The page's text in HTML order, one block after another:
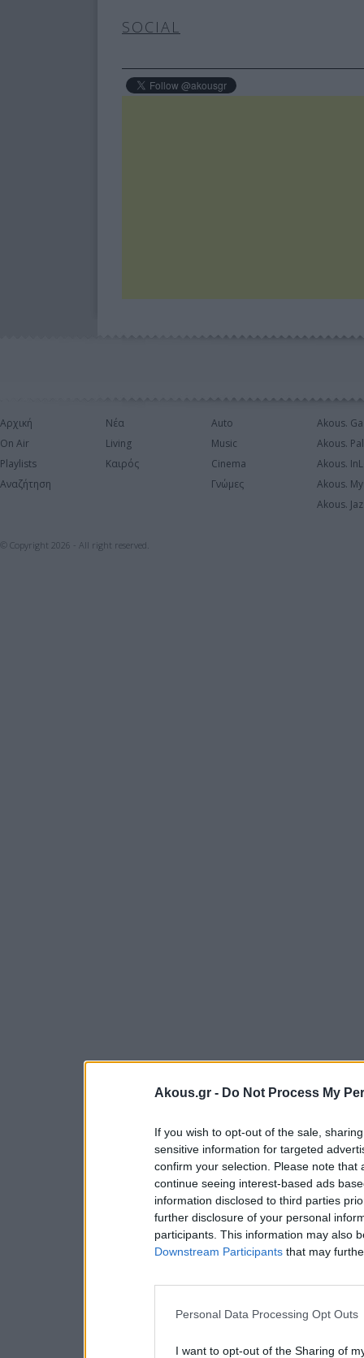
Akous.gr - Do Not Process My
If you wish to opt-out of the sale,
sensitive information for targeted
confirm your selection. Please note
continue seeing interest-based ads
information disclosed to third parties
further disclosure of your personal
participants. This information may also
Downstream Participants that may
Personal Data Processing Opt Outs
I want to opt-out of the Sharing of
SOCIAL
Αρχική
On Air
Playlists
Αναζήτηση
Νέα
Living
Καιρός
Auto
Music
Cinema
Γνώμες
Akous.
Akous.
Akous.
Akous.
Akous.
© Copyright 2026 - All right reserved.